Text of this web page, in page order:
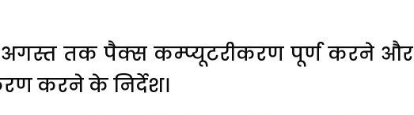
अगस्त तक पैक्स कम्प्यूटरीकरण पूर्ण करने और
करने के निर्देश।